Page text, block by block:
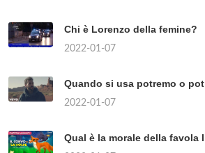
Chi è Lorenzo della femine?
2022-01-07
Quando si usa potremo o
2022-01-07
Qual è la morale della favola